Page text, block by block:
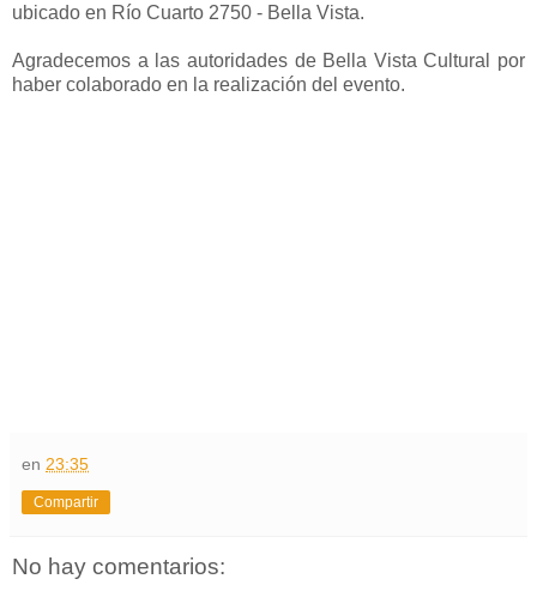
ubicado en Río Cuarto 2750 - Bella Vista.
Agradecemos a las autoridades de Bella Vista Cultural por
haber colaborado en la realización del evento.
en 23:35
Compartir
No hay comentarios: